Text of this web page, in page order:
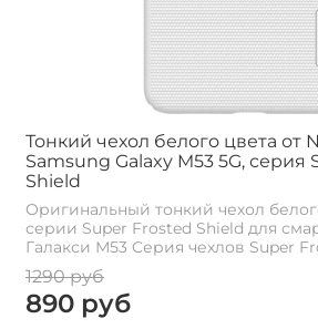
Тонкий чехол белого цвета от
Samsung Galaxy M53 5G, серия
Shield
Оригинальный тонкий чехол
серии Super Frosted Shield для
Галакси М53 Cерия чехлов Super
1290 руб
890 руб